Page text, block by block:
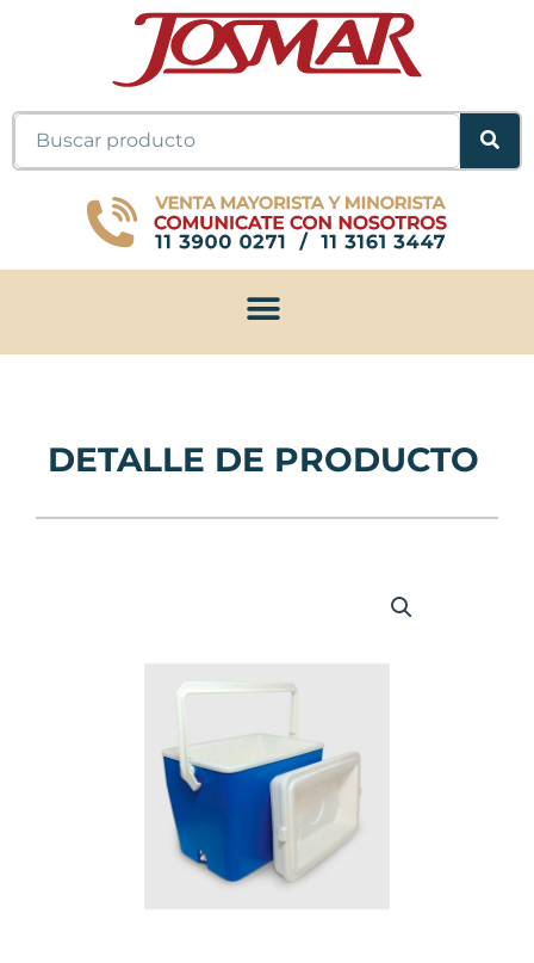
Buscar
DETALLE DE PRODUCTO